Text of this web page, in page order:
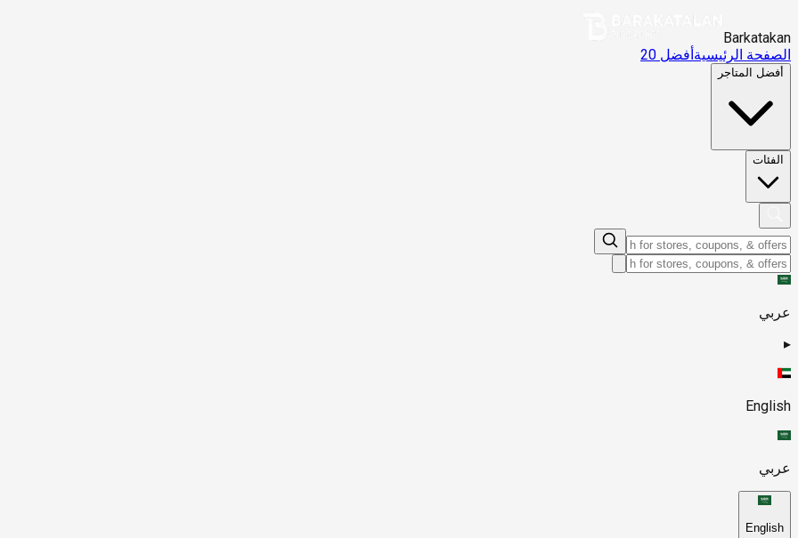
Barkatakan
الصفحة الرئيسيةأفضل 20
أفضل المتاجر
الفئات
عربي
▸
English
عربي
English